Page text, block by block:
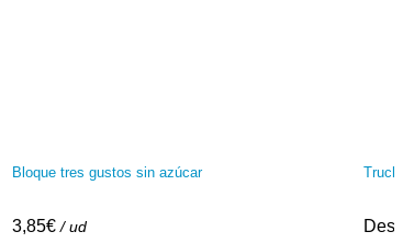
Bloque tres gustos sin azúcar
3,85€ / ud